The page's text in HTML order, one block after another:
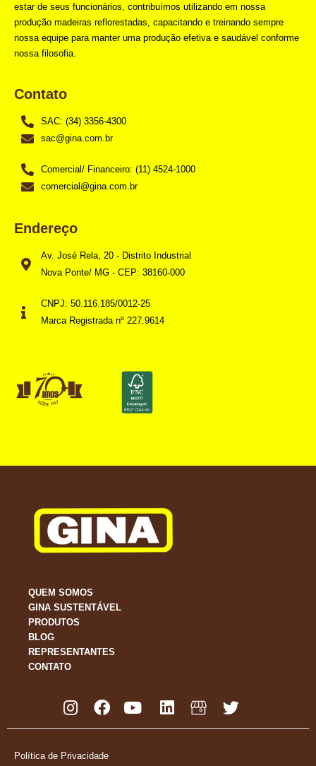
estar de seus funcionários, contribuímos utilizando em nossa
produção madeiras reflorestadas, capacitando e treinando sempre
nossa equipe para manter uma produção efetiva e saudável conforme
nossa filosofia.
Contato
SAC: (34) 3356-4300
sac@gina.com.br
Comercial/ Financeiro: (11) 4524-1000
comercial@gina.com.br
Endereço
Av. José Rela, 20 - Distrito Industrial
Nova Ponte/ MG - CEP: 38160-000
CNPJ: 50.116.185/0012-25
Marca Registrada nº 227.9614
QUEM SOMOS
GINA SUSTENTÁVEL
PRODUTOS
BLOG
REPRESENTANTES
CONTATO
Política de Privacidade